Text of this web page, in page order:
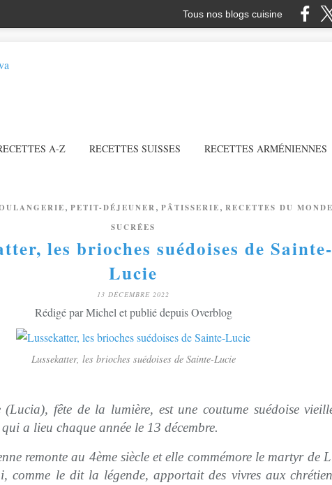
Tous nos blogs cuisine
A-Z RECETTES SUISSES RECETTES ARMÉNIENNES
, PETIT-DÉJEUNER, PÂTISSERIE, RECETTES DU MONDE
SUCRÉES
les brioches suédoises de Sainte-
Lucie
13 DÉCEMBRE 2022
Rédigé par Michel et publié depuis Overblog
Lussekatter, les brioches suédoises de Sainte-Lucie
(Lucia), fête de la lumière, est une coutume suédoise
a lieu chaque année le 13 décembre.
remonte au 4ème siècle et elle commémore le martyr de
comme le dit la légende, apportait des vivres aux